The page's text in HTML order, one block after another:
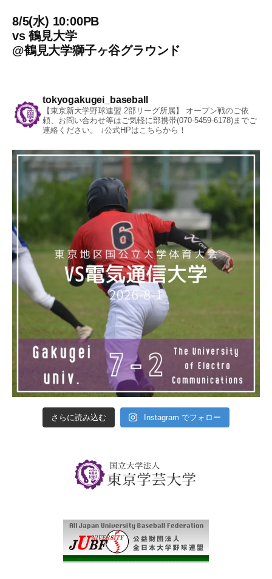
8/5(水) 10:00PB
vs鶴見大学
@鶴見大学獅子ヶ谷グラウンド
tokyogakugei_baseball
【東京新大学野球連盟 2部リーグ所属】
オープン戦のご依
頼、お問い合わせ等はご気軽に部携帯(070-5459-6178)までご
連絡ください。
↓公式HPはこちらから！
さらに読み込む Instagram でフォロー